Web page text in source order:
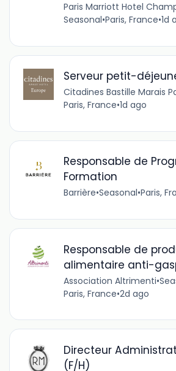
Paris Marriott Hotel
Seasonal•Paris, France•1d
Serveur petit-
Citadines Bastille Marais
Paris, France•1d ago
Responsable de
Formation
Barrière•Seasonal•Paris,
Responsable de
alimentaire anti-
Association Altrimenti•
Paris, France•2d ago
Directeur
(F/H)